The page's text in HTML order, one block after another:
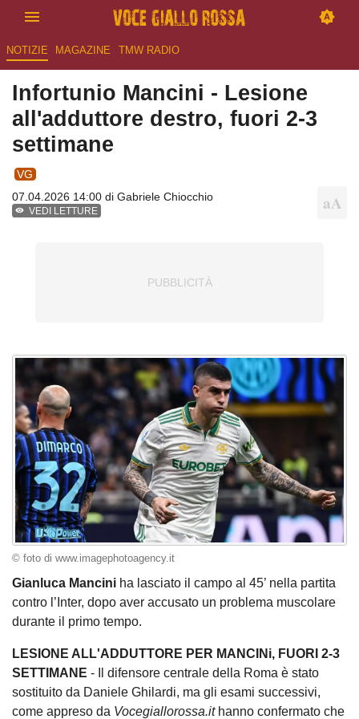
NOTIZIE MAGAZINE TMW RADIO
Infortunio Mancini - Lesione
all'adduttore destro, fuori 2-3
settimane
VG
07.04.2026 14:00 di Gabriele Chiocchio
VEDI LETTURE
© foto di www.imagephotoagency.it
Gianluca Mancini ha lasciato il campo al 45’ nella partita
contro l’Inter, dopo aver accusato un problema muscolare
durante il primo tempo.
LESIONE ALL'ADDUTTORE PER MANCINi, FUORI 2-3
SETTIMANE - Il difensore centrale della Roma è stato
sostituito da Daniele Ghilardi, ma gli esami successivi,
come appreso da Vocegiallorossa.ithanno confermato che